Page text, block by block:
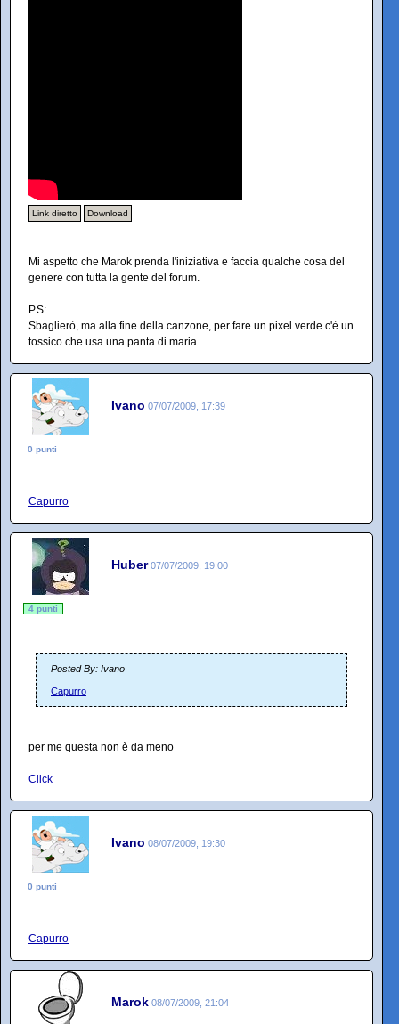
Link diretto Download
Mi aspetto che Marok prenda l'iniziativa e faccia qualche cosa del
genere con tutta la gente del forum.
P.S:
Sbaglierò, ma alla fine della canzone, per fare un pixel verde c'è un
tossico che usa una panta di maria...
Ivano 07/07/2009, 17:39
0 punti
Capurro
Huber 07/07/2009, 19:00
4 punti
Posted By: Ivano
Capurro
per me questa non è da meno
Click
Ivano 08/07/2009, 19:30
0 punti
Capurro
Marok 08/07/2009, 21:04